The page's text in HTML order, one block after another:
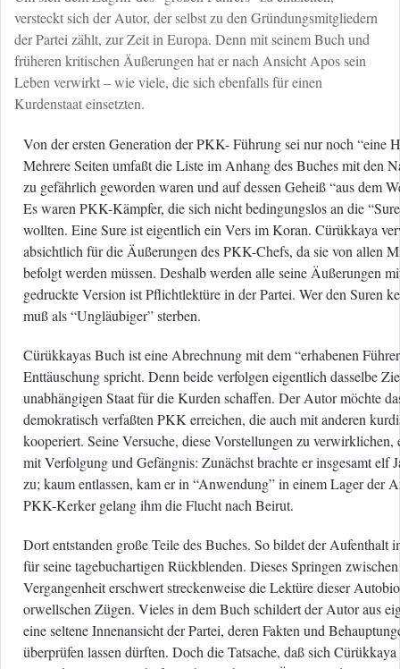
versteckt sich der Autor, der selbst zu den Gründungsmitgliedern
der Partei zählt, zur Zeit in Europa. Denn mit seinem Buch und
früheren kritischen Äußerungen hat er nach Ansicht Apos sein
Leben verwirkt – wie viele, die sich ebenfalls für einen
Kurdenstaat einsetzten.
Von der ersten Generation der PKK- Führung sei nur noch “eine
Mehrere Seiten umfaßt die Liste im Anhang des Buches mit den
zu gefährlich geworden waren und auf dessen Geheiß “aus dem
Es waren PKK-Kämpfer, die sich nicht bedingungslos an die
wollten. Eine Sure ist eigentlich ein Vers im Koran. Cürükkaya
absichtlich für die Äußerungen des PKK-Chefs, da sie von allen
befolgt werden müssen. Deshalb werden alle seine Äußerungen
gedruckte Version ist Pflichtlektüre in der Partei. Wer den Suren
muß als “Ungläubiger” sterben.
Cürükkayas Buch ist eine Abrechnung mit dem “erhabenen
Enttäuschung spricht. Denn beide verfolgen eigentlich dasselbe
unabhängigen Staat für die Kurden schaffen. Der Autor möchte
demokratisch verfaßten PKK erreichen, die auch mit anderen
kooperiert. Seine Versuche, diese Vorstellungen zu verwirklichen,
mit Verfolgung und Gefängnis: Zunächst brachte er insgesamt elf
zu; kaum entlassen, kam er in “Anwendung” in einem Lager der
PKK-Kerker gelang ihm die Flucht nach Beirut.
Dort entstanden große Teile des Buches. So bildet der Aufenthalt
für seine tagebuchartigen Rückblenden. Dieses Springen
Vergangenheit erschwert streckenweise die Lektüre dieser
orwellschen Zügen. Vieles in dem Buch schildert der Autor aus
eine seltene Innenansicht der Partei, deren Fakten und
überprüfen lassen dürften. Doch die Tatsache, daß sich